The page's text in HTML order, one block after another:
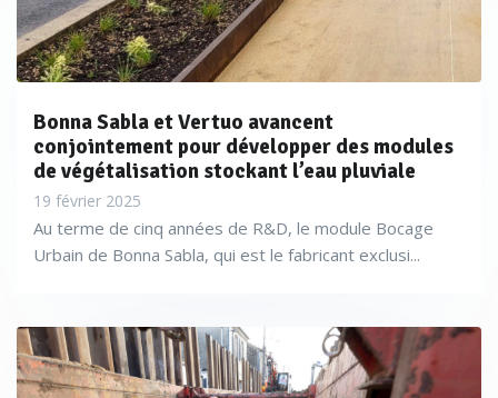
Bonna Sabla et Vertuo avancent
conjointement pour développer des modules
de végétalisation stockant l’eau pluviale
19 février 2025
Au terme de cinq années de R&D, le module Bocage
Urbain de Bonna Sabla, qui est le fabricant exclusi...